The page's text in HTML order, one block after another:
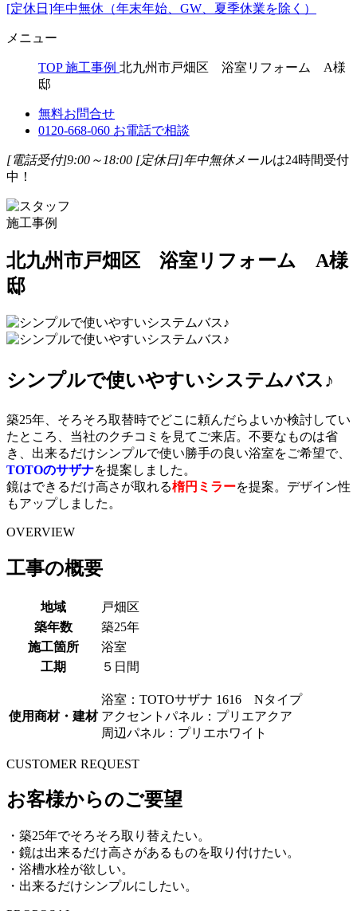
[定休日]年中無休（年末年始、GW、夏季休業を除く）
メニュー
TOP 施工事例 北九州市戸畑区 浴室リフォーム A様
邸
無料お問合せ
0120-668-060 お電話で相談
[電話受付]9:00～18:00 [定休日]年中無休メールは24時間受付
中！
施工事例
北九州市戸畑区 浴室リフォーム A様
邸
シンプルで使いやすいシステムバス♪
築25年、そろそろ取替時でどこに頼んだらよいか検討してい
たところ、当社のクチコミを見てご来店。不要なものは省
き、出来るだけシンプルで使い勝手の良い浴室をご希望で、
TOTOのサザナを提案しました。
鏡はできるだけ高さが取れる楕円ミラーを提案。デザイン性
もアップしました。
OVERVIEW
工事の概要
地域
戸畑区
築年数
築25年
施工箇所
浴室
工期
５日間
使用商材・建材
浴室：TOTOサザナ 1616 Nタイプ
アクセントパネル：プリエアクア
周辺パネル：プリエホワイト
CUSTOMER REQUEST
お客様からのご要望
・築25年でそろそろ取り替えたい。
・鏡は出来るだけ高さがあるものを取り付けたい。
・浴槽水栓が欲しい。
・出来るだけシンプルにしたい。